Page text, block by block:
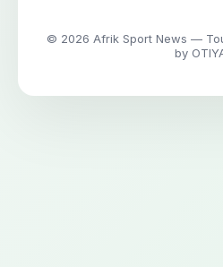
© 2026 Afrik Sport News —
by